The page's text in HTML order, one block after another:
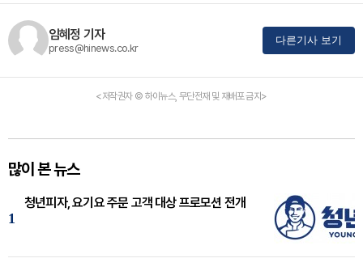
임혜정 기자
press@hinews.co.kr
다른기사 보기
<저작권자 © 하이뉴스, 무단전재 및 재배포 금지>
많이 본 뉴스
1
청년피자, 요기요 주문 고객 대상 프로모션 전개